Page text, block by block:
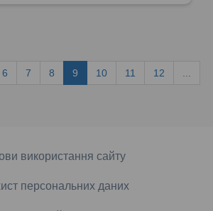
6 7 8 9 10 11 12
використання сайту
персональних даних